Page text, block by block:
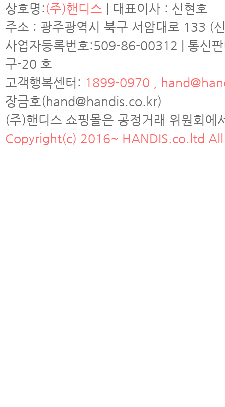
상호명:(주)핸디스 | 대표이사 : 신현호
주소 : 광주광역시 북구 서암대로 133 (
사업자등록번호:509-86-00312 | 통신
구-20 호
고객행복센터: 1899-0970 ,
장금호(hand@handis.co.kr)
(주)핸디스 쇼핑몰은 공정거래 위원회
Copyright(c) 2016~ HANDIS.co.ltd